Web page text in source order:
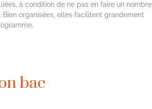
à condition de ne pas en faire un nombre
organisées, elles facilitent grandement
bac